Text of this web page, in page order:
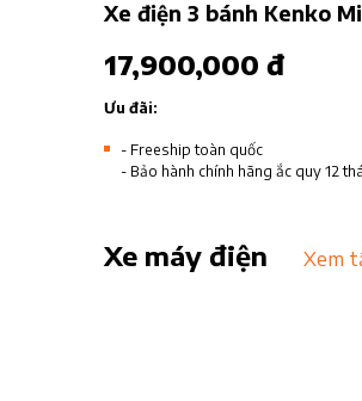
Xe điện 3 bánh Kenko
17,900,000 đ
Ưu đãi:
- Freeship toàn quốc
- Bảo hành chính hãng ắc quy 12
Xe máy điện Xem